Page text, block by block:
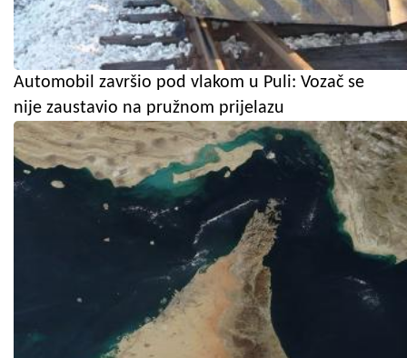
Automobil završio pod vlakom u Puli: Vozač se
nije zaustavio na pružnom prijelazu